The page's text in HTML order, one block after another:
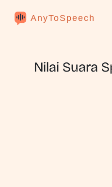
AnyToSpeech
Nilai Suara